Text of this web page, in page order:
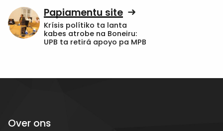
Papiamentu site
Krísis polítiko ta lanta
kabes atrobe na Boneiru:
UPB ta retirá apoyo pa MPB
Over ons